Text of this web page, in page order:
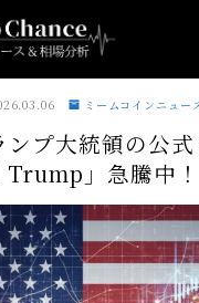
ュース
ュース
ュース
ミームコインニュー
ンプ大統領の公
」急騰中！